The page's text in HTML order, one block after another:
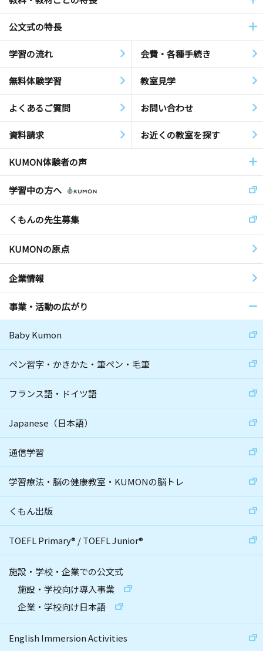
公文式の特長
学習の流れ 会費・各種手続き
無料体験学習 教室見学
よくあるご質問 お問い合わせ
資料請求 お近くの教室を探す
KUMON体験者の声
学習中の方へ
くもんの先生募集
KUMONの原点
企業情報
事業・活動の広がり
Baby Kumon
ペン習字・かきかた・筆ペン・毛筆
フランス語・ドイツ語
Japanese（日本語）
通信学習
学習療法・脳の健康教室・KUMONの脳トレ
くもん出版
TOEFL Primary® /TOEFL Junior®
施設・学校・企業での公文式
施設・学校向け導入事業
企業・学校向け日本語
English Immersion Activities